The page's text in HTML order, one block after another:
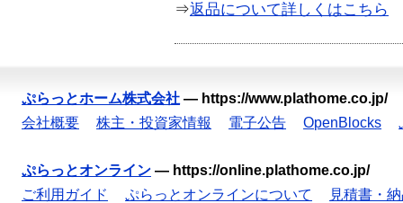
⇒返品について詳しくはこちら
ぷらっとホーム株式会社 — https://www.plathome.co.jp/
会社概要
株主・投資家情報 電子公告 OpenBlocks
ぷらっとオンライン — https://online.plathome.co.jp/
ご利用ガイド
ぷらっとオンラインについて
見積書・